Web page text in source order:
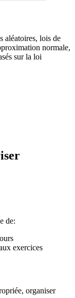
aléatoires, lois de
normale,
sur la loi
de:
exercices
organiser